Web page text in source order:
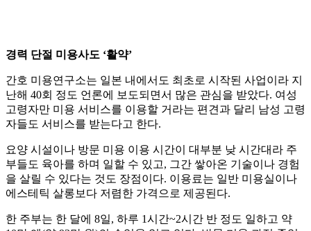
경력 단절 미용사도 ‘활약’
간호 미용연구소는 일본 내에서도 최초로 시작된 사업이라 지
난해 40회 정도 언론에 보도되면서 많은 관심을 받았다. 여성
고령자만 미용 서비스를 이용할 거라는 편견과 달리 남성 고령
자들도 서비스를 받는다고 한다.
요양 시설이나 방문 미용 이용 시간이 대부분 낮 시간대라 주
부들도 육아를 하며 일할 수 있고, 그간 쌓아온 기술이나 경험
을 살릴 수 있다는 것도 장점이다. 이용료는 일반 미용실이나
에스테틱 살롱보다 저렴한 가격으로 제공된다.
한 주부는 한 달에 8일, 하루 1시간~2시간 반 정도 일하고 약